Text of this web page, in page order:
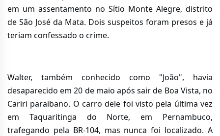
em um assentamento no Sítio Monte Alegre, distrito
de São José da Mata. Dois suspeitos foram presos e já
teriam confessado o crime.
Walter, também conhecido como "João", havia
desaparecido em 20 de maio após sair de Boa Vista, no
Cariri paraibano. O carro dele foi visto pela última vez
em Taquaritinga do Norte, em Pernambuco,
trafegando pela BR-104, mas nunca foi localizado. A